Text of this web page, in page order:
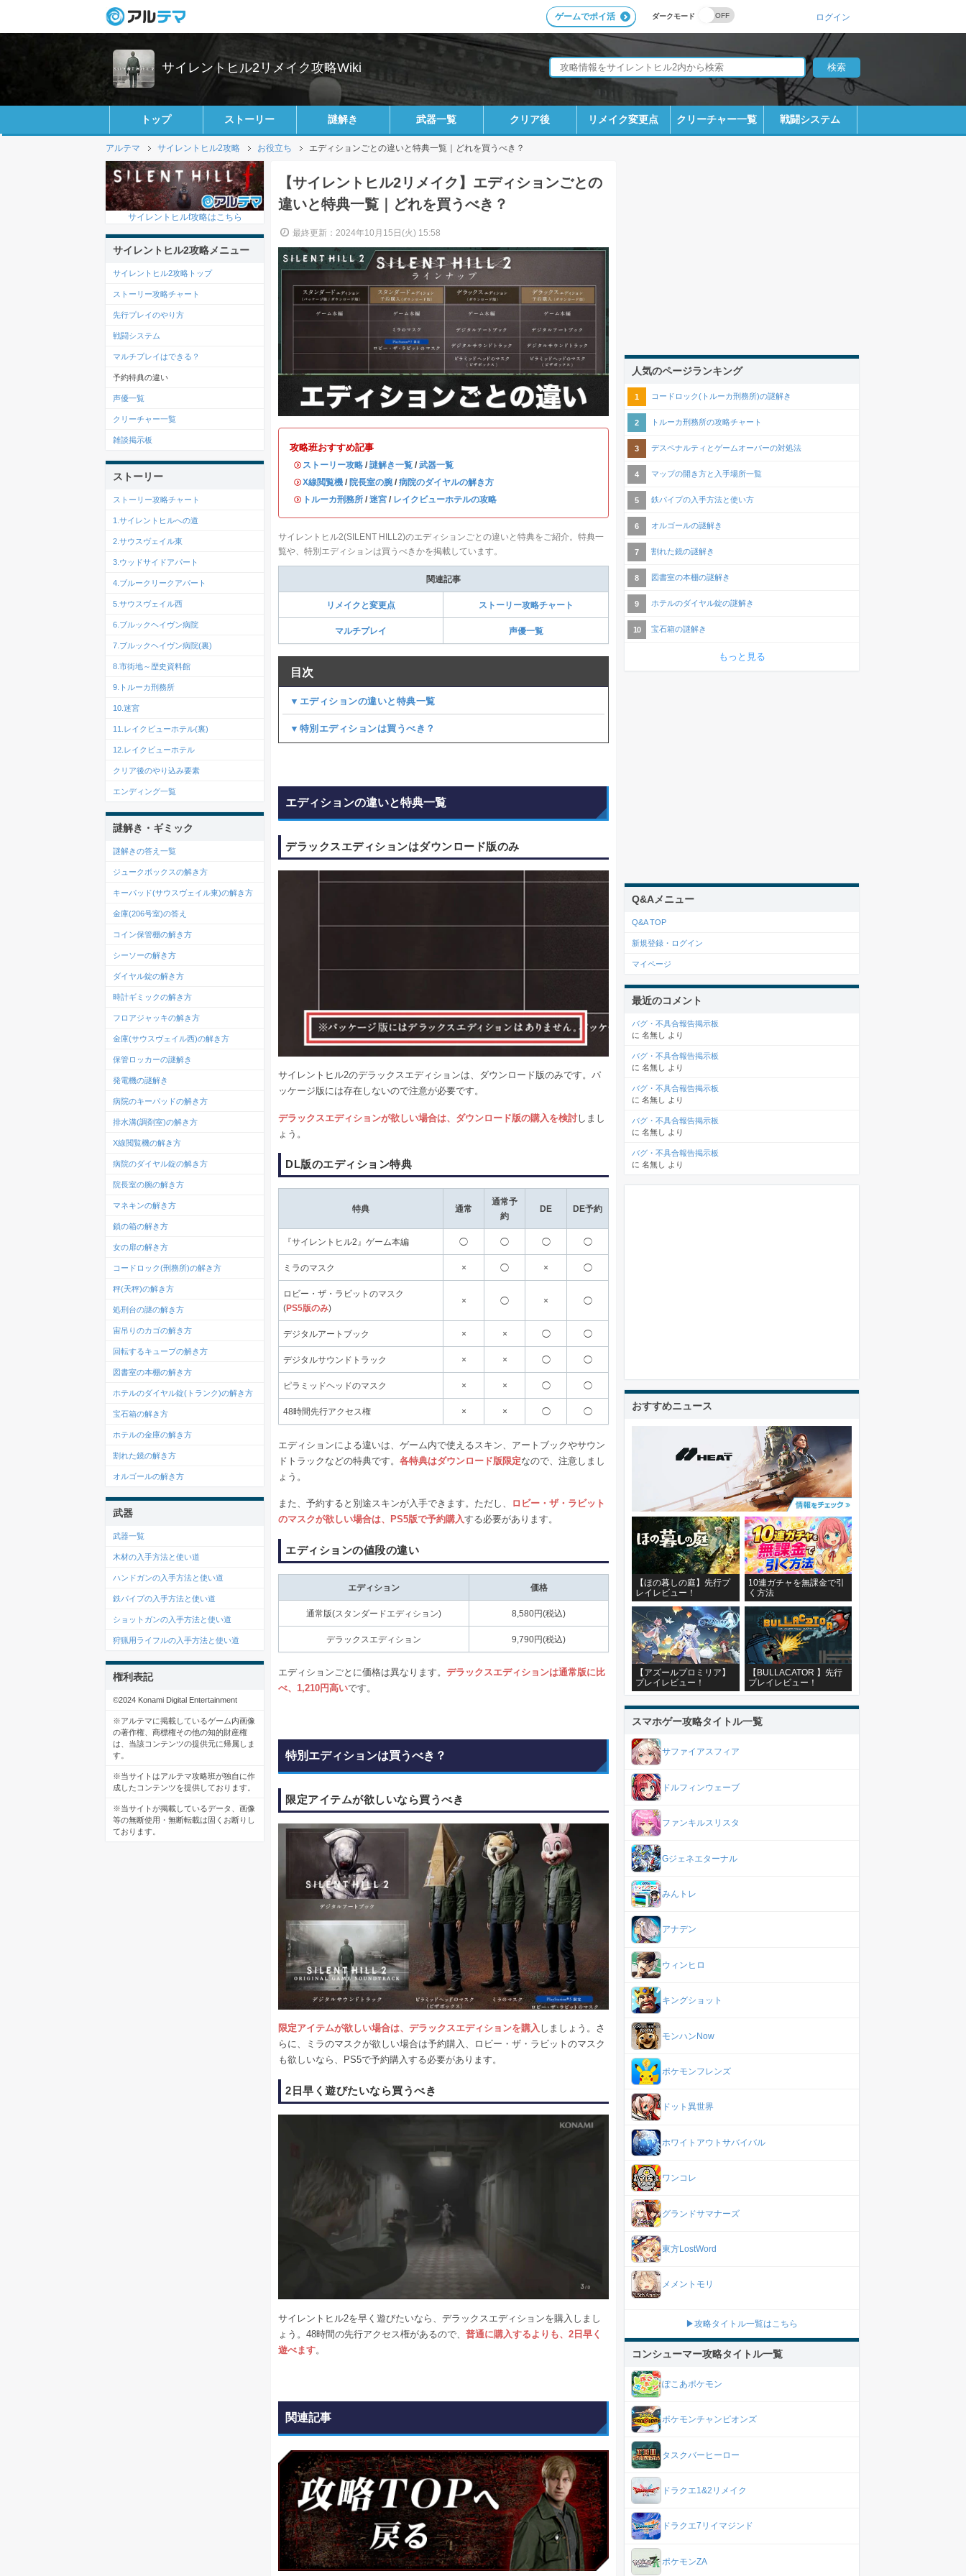
ダークモード
ゲームでポイ活 ログイン
サイレントヒル2リメイク攻略Wiki
トップ ストーリー 謎解き 武器一覧 クリア後 リメイク変更点 クリーチャー一覧 戦闘システム
アルテマ サイレントヒル2攻略 お役立ち エディションごとの違いと特典一覧｜どれを買うべき？
【サイレントヒル2リメイク】エディションごとの
違いと特典一覧｜どれを買うべき？
最終更新：2024年10月15日(火) 15:58
攻略班おすすめ記事
・ ストーリー攻略 / 謎解き一覧 / 武器一覧
・X線閲覧機 / 院長室の腕 / 病院のダイヤルの解き方
・ トルーカ刑務所 / 迷宮 / レイクビューホテルの攻略
サイレントヒル2(SILENT HILL2)のエディションごとの違いと特典をご紹介。特典一
覧や、特別エディションは買うべきかを掲載しています。
関連記事
リメイクと変更点 ストーリー攻略チャート
マルチプレイ 声優一覧
目次
▼エディションの違いと特典一覧
▼特別エディションは買うべき？
エディションの違いと特典一覧
デラックスエディションはダウンロード版のみ
サイレントヒル2のデラックスエディションは、ダウンロード版のみです。パ
ッケージ版には存在しないので注意が必要です。
デラックスエディションが欲しい場合は、ダウンロード版の購入を検討しまし
ょう。
DL版のエディション特典
特典 通常
通常予
約
DE DE予約
『サイレントヒル2』ゲーム本編 ◯ ◯ ◯ ◯
ミラのマスク × ◯ × ◯
ロビー・ザ・ラビットのマスク
( PS5版のみ)
× ◯ × ◯
デジタルアートブック × × ◯ ◯
デジタルサウンドトラック × × ◯ ◯
ピラミッドヘッドのマスク × × ◯ ◯
48時間先行アクセス権 × × ◯ ◯
エディションによる違いは、ゲーム内で使えるスキン、アートブックやサウン
ドトラックなどの特典です。 各特典はダウンロード版限定なので、注意しまし
ょう。
また、予約すると別途スキンが入手できます。ただし、
ロビー・ザ・ラビット
のマスクが欲しい場合は、PS5版で予約購入する必要があります。
エディションの値段の違い
エディション 価格
通常版(スタンダードエディション) 8,580円(税込)
デラックスエディション 9,790円(税込)
エディションごとに価格は異なります。 デラックスエディションは通常版に比
べ、1,210円高いです。
特別エディションは買うべき？
限定アイテムが欲しいなら買うべき
限定アイテムが欲しい場合は、デラックスエディションを購入 しましょう。さ
らに、ミラのマスクが欲しい場合は予約購入、ロビー・ザ・ラビットのマスク
も欲しいなら、PS5で予約購入する必要があります。
2日早く遊びたいなら買うべき
サイレントヒル2を早く遊びたいなら、デラックスエディションを購入しまし
ょう。48時間の先行アクセス権があるので、 普通に購入するよりも、2日早く
遊べます。
関連記事
サイレントヒルf攻略はこちら
サイレントヒル2攻略メニュー
サイレントヒル2攻略トップ
ストーリー攻略チャート
先行プレイのやり方
戦闘システム
マルチプレイはできる？
予約特典の違い
声優一覧
クリーチャー一覧
雑談掲示板
ストーリー
ストーリー攻略チャート
1.サイレントヒルへの道
2.サウスヴェイル東
3.ウッドサイドアパート
4.ブルークリークアパート
5.サウスヴェイル西
6.ブルックヘイヴン病院
7.ブルックヘイヴン病院(裏)
8.市街地～歴史資料館
9.トルーカ刑務所
10.迷宮
11.レイクビューホテル(裏)
12.レイクビューホテル
クリア後のやり込み要素
エンディング一覧
謎解き・ギミック
謎解きの答え一覧
ジュークボックスの解き方
キーパッド(サウスヴェイル東)の解き方
金庫(206号室)の答え
コイン保管棚の解き方
シーソーの解き方
ダイヤル錠の解き方
時計ギミックの解き方
フロアジャッキの解き方
金庫(サウスヴェイル西)の解き方
保管ロッカーの謎解き
発電機の謎解き
病院のキーパッドの解き方
排水溝(調剤室)の解き方
X線閲覧機の解き方
病院のダイヤル錠の解き方
院長室の腕の解き方
マネキンの解き方
鎖の箱の解き方
女の扉の解き方
コードロック(刑務所)の解き方
秤(天秤)の解き方
処刑台の謎の解き方
宙吊りのカゴの解き方
回転するキューブの解き方
図書室の本棚の解き方
ホテルのダイヤル錠(トランク)の解き方
宝石箱の解き方
ホテルの金庫の解き方
割れた鏡の解き方
オルゴールの解き方
武器
武器一覧
木材の入手方法と使い道
ハンドガンの入手方法と使い道
鉄パイプの入手方法と使い道
ショットガンの入手方法と使い道
狩猟用ライフルの入手方法と使い道
権利表記
©2024 Konami Digital Entertainment
※アルテマに掲載しているゲーム内画像
の著作権、商標権その他の知的財産権
は、当該コンテンツの提供元に帰属しま
す。
※当サイトはアルテマ攻略班が独自に作
成したコンテンツを提供しております。
※当サイトが掲載しているデータ、画像
等の無断使用・無断転載は固くお断りし
ております。
人気のページランキング
コードロック(トルーカ刑務所)の謎解き
トルーカ刑務所の攻略チャート
デスペナルティとゲームオーバーの対処法
マップの開き方と入手場所一覧
鉄パイプの入手方法と使い方
オルゴールの謎解き
割れた鏡の謎解き
図書室の本棚の謎解き
ホテルのダイヤル錠の謎解き
宝石箱の謎解き
もっと見る
Q&Aメニュー
Q&A TOP
新規登録・ログイン
マイページ
最近のコメント
バグ・不具合報告掲示板
に 名無し より
バグ・不具合報告掲示板
に 名無し より
バグ・不具合報告掲示板
に 名無し より
バグ・不具合報告掲示板
に 名無し より
バグ・不具合報告掲示板
に 名無し より
おすすめニュース
【ほの暮しの庭】先行プ
レイレビュー！
10連ガチャを無課金で引
く方法
【アズールプロミリア】
プレイレビュー！
【BULLACATOR 】先行
プレイレビュー！
スマホゲー攻略タイトル一覧
サファイアスフィア
ドルフィンウェーブ
ファンキルスリスタ
Gジェネエターナル
みんトレ
アナデン
ウィンヒロ
キングショット
モンハンNow
ポケモンフレンズ
ドット異世界
ホワイトアウトサバイバル
ワンコレ
グランドサマナーズ
東方LostWord
メメントモリ
▶攻略タイトル一覧はこちら
コンシューマー攻略タイトル一覧
ぽこあポケモン
ポケモンチャンピオンズ
タスクバーヒーロー
ドラクエ1&2リメイク
ドラクエ7リイマジンド
ポケモンZA